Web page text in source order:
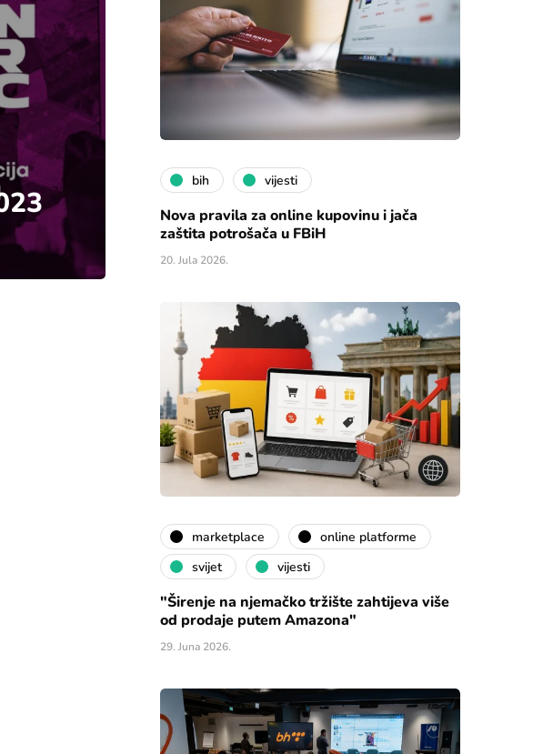
bih vijesti
Nova pravila za online kupovinu i jača
zaštita potrošača u FBiH
20. Jula 2026.
marketplace
online platforme
svijet
vijesti
"Širenje na njemačko tržište zahtijeva više
od prodaje putem Amazona"
29. Juna 2026.